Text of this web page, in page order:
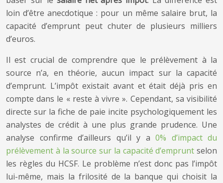
loin d’être anecdotique : pour un même salaire brut, la
capacité d’emprunt peut chuter de plusieurs milliers
d’euros.
Il est crucial de comprendre que le prélèvement à la
source n’a, en théorie, aucun impact sur la capacité
d’emprunt. L’impôt existait avant et était déjà pris en
compte dans le « reste à vivre ». Cependant, sa visibilité
directe sur la fiche de paie incite psychologiquement les
analystes de crédit à une plus grande prudence. Une
analyse confirme d’ailleurs qu’il y a 0% d’impact du
prélèvement à la source sur la capacité d’emprunt selon
les règles du HCSF. Le problème n’est donc pas l’impôt
lui-même, mais la frilosité de la banque qui choisit la